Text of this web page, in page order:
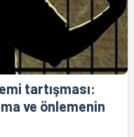
tartışması:
ve önlemenin